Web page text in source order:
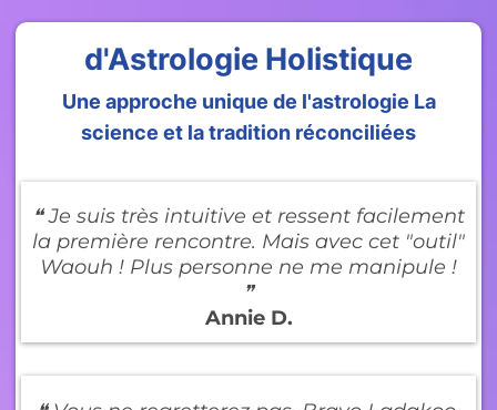
d'Astrologie Holistique
Une approche unique de l'astrologie La
science et la tradition réconciliées
❝ Je suis très intuitive et ressent facilement
la première rencontre. Mais avec cet "outil"
Waouh ! Plus personne ne me manipule !
❞
Annie D.